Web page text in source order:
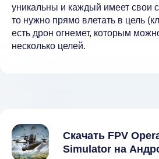
уникальны и каждый имеет свои
то нужно прямо влетать в цель
есть дрон огнемет, которым
несколько целей.
Скачать FPV
Simulator на